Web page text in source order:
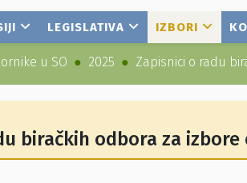
LEGISLATIVA IZBORI
u SO 2025 Zapisnici o radu
biračkih odbora za